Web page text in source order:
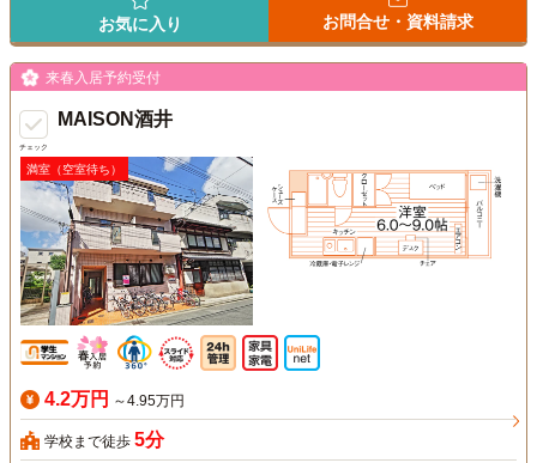
お気に入り お問合せ・資料請求
チェック
来春入居予約受付
MAISON酒井
満室（空室待ち）
4.2万円 ～4.95万円
学校まで徒歩 5分